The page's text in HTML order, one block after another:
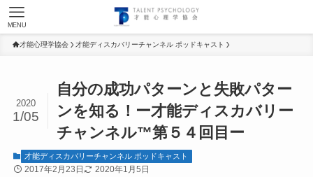
MENU
才能心理学協会 才能ディスカバリーチャンネル ポッドキャスト
自分の成功パターンと失敗パター
ンを知る！ー才能ディスカバリー
チャンネル™第５４回目ー
2020
1/05
才能ディスカバリーチャンネル ポッドキャスト
2017年2月23日 2020年1月5日